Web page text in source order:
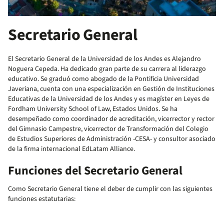
Secretario General
El Secretario General de la Universidad de los Andes es Alejandro
Noguera Cepeda. Ha dedicado gran parte de su carrera al liderazgo
educativo. Se graduó como abogado de la Pontificia Universidad
Javeriana, cuenta con una especialización en Gestión de Instituciones
Educativas de la Universidad de los Andes y es magíster en Leyes de
Fordham University School of Law, Estados Unidos. Se ha
desempeñado como coordinador de acreditación, vicerrector y rector
del Gimnasio Campestre, vicerrector de Transformación del Colegio
de Estudios Superiores de Administración -CESA- y consultor asociado
de la firma internacional EdLatam Alliance.
Funciones del Secretario General
Como Secretario General tiene el deber de cumplir con las siguientes
funciones estatutarias: